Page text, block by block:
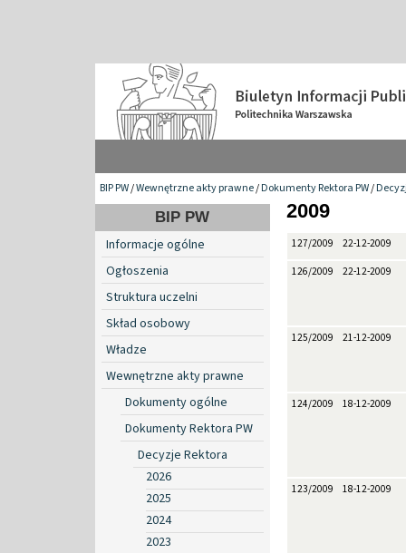
BIP PW/Wewnętrzne akty prawne/Dokumenty Rektora PW/
BIP PW
Informacje ogólne
Ogłoszenia
Struktura uczelni
Skład osobowy
Władze
Wewnętrzne akty prawne
Dokumenty ogólne
Dokumenty Rektora PW
Decyzje Rektora
2026
2025
2024
2023
2009
127/2009 22-12-2009
126/2009 22-12-2009
125/2009 21-12-2009
124/2009 18-12-2009
123/2009 18-12-2009